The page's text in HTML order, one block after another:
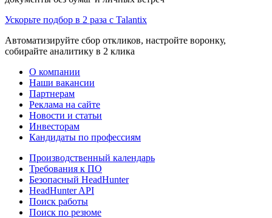
Ускорьте подбор в 2 раза с Talantix
Автоматизируйте сбор откликов, настройте воронку,
собирайте аналитику в 2 клика
О компании
Наши вакансии
Партнерам
Реклама на сайте
Новости и статьи
Инвесторам
Кандидаты по профессиям
Производственный календарь
Требования к ПО
Безопасный HeadHunter
HeadHunter API
Поиск работы
Поиск по резюме